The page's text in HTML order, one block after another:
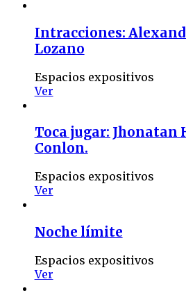
Intracciones:
Lozano
Espacios expositivos
Ver
Toca jugar: Jhonatan
Conlon.
Espacios expositivos
Ver
Noche límite
Espacios expositivos
Ver